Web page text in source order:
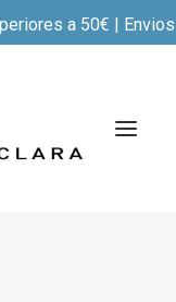
a 50€ |